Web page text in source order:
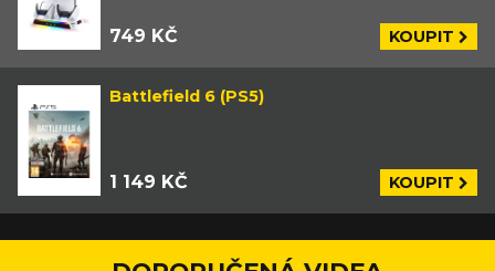
749 KČ KOUPIT
Battlefield 6 (PS5)
1 149 KČ KOUPIT